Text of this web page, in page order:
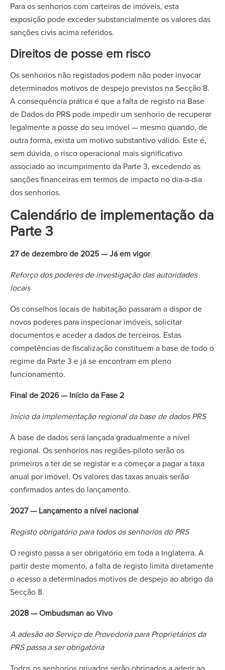
Para os senhorios com carteiras de imóveis, esta
exposição pode exceder substancialmente os valores das
sanções civis acima referidos.
Direitos de posse em risco
Os senhorios não registados podem não poder invocar
determinados motivos de despejo previstos na Secção 8.
A consequência prática é que a falta de registo na Base
de Dados do PRS pode impedir um senhorio de recuperar
legalmente a posse do seu imóvel — mesmo quando, de
outra forma, exista um motivo substantivo válido. Este é,
sem dúvida, o risco operacional mais significativo
associado ao incumprimento da Parte 3, excedendo as
sanções financeiras em termos de impacto no dia-a-dia
dos senhorios.
Calendário de implementação da
Parte 3
27 de dezembro de 2025 — Já em vigor
Reforço dos poderes de investigação das autoridades
locais
Os conselhos locais de habitação passaram a dispor de
novos poderes para inspecionar imóveis, solicitar
documentos e aceder a dados de terceiros. Estas
competências de fiscalização constituem a base de todo o
regime da Parte 3 e já se encontram em pleno
funcionamento.
Final de 2026 — Início da Fase 2
Início da implementação regional da base de dados PRS
A base de dados será lançada gradualmente a nível
regional. Os senhorios nas regiões-piloto serão os
primeiros a ter de se registar e a começar a pagar a taxa
anual por imóvel. Os valores das taxas anuais serão
confirmados antes do lançamento.
2027 — Lançamento a nível nacional
Registo obrigatório para todos os senhorios do PRS
O registo passa a ser obrigatório em toda a Inglaterra. A
partir deste momento, a falta de registo limita diretamente
o acesso a determinados motivos de despejo ao abrigo da
Secção 8.
2028 — Ombudsman ao Vivo
A adesão ao Serviço de Provedoria para Proprietários da
PRS passa a ser obrigatória